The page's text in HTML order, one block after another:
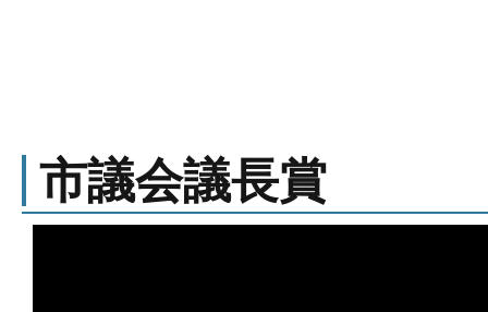
市議会議長賞